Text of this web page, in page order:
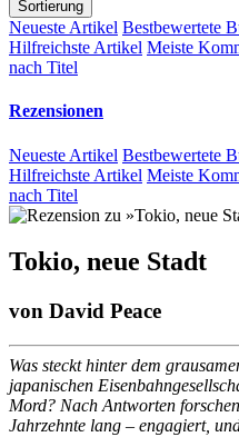
Sortierung
Neueste Artikel Bestbewertete
Hilfreichste Artikel Meiste
nach Titel
Rezensionen
Neueste Artikel Bestbewertete
Hilfreichste Artikel Meiste
nach Titel
Tokio, neue Stadt
von David Peace
Was steckt hinter dem
japanischen
Mord? Nach Antworten
Jahrzehnte lang – engagiert,